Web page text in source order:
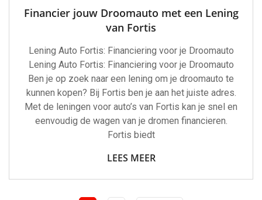
Financier jouw Droomauto met een Lening
van Fortis
Lening Auto Fortis: Financiering voor je Droomauto
Lening Auto Fortis: Financiering voor je Droomauto
Ben je op zoek naar een lening om je droomauto te
kunnen kopen? Bij Fortis ben je aan het juiste adres.
Met de leningen voor auto’s van Fortis kan je snel en
eenvoudig de wagen van je dromen financieren.
Fortis biedt
LEES MEER